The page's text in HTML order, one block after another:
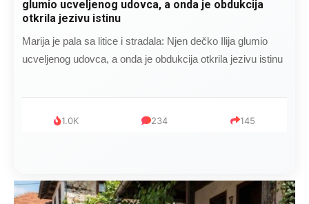
pelene mu mijenjala: Jedno jutro je poslao po
čokoladu..
Kad se Marin suprug razbolio ona ga kupala, pelene mu
mijenjala: Jedno jutro je poslao po čokoladu..
999 321 234